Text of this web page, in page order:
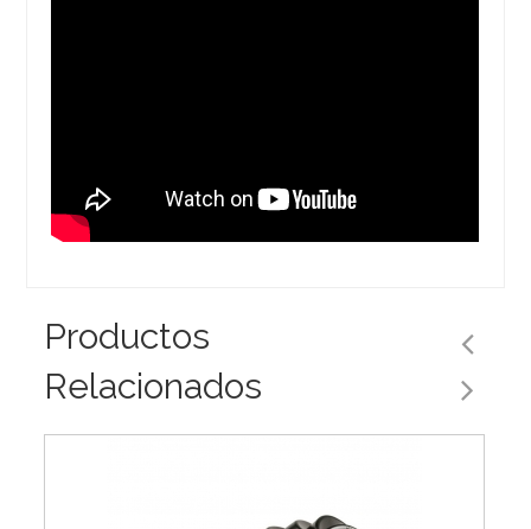
Productos
Relacionados